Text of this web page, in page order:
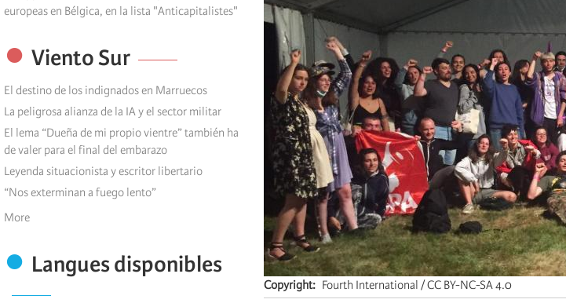
europeas en Bélgica, en la lista "Anticapitalistes"
Viento Sur
El destino de los indignados en Marruecos
La peligrosa alianza de la IA y el sector militar
El lema “Dueña de mi propio vientre” también ha
de valer para el final del embarazo
Leyenda situacionista y escritor libertario
“Nos exterminan a fuego lento”
More
Langues disponibles
Copyright
Fourth International / CC BY-NC-SA 4.0